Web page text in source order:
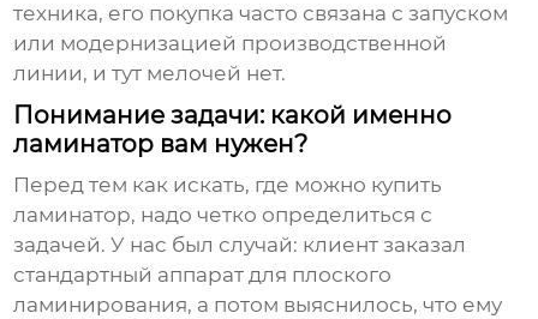
техника, его покупка часто связана с запуском
или модернизацией производственной
линии, и тут мелочей нет.
Понимание задачи: какой именно
ламинатор вам нужен?
Перед тем как искать, где можно купить
ламинатор, надо четко определиться с
задачей. У нас был случай: клиент заказал
стандартный аппарат для плоского
ламинирования, а потом выяснилось, что ему